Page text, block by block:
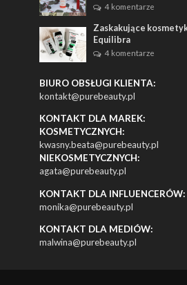
4 komentarze
Zaskakujące
Equilibra
4 komentarze
BIURO OBSŁUGI KLIENTA:
kontakt@purebeauty.pl
KONTAKT DLA MAREK:
KOSMETYCZNYCH:
kwasny.beata@purebeauty.pl
NIEKOSMETYCZNYCH:
agata@purebeauty.pl
KONTAKT DLA INFLUENCERÓW:
monika@purebeauty.pl
KONTAKT DLA MEDIÓW:
malwina@purebeauty.pl